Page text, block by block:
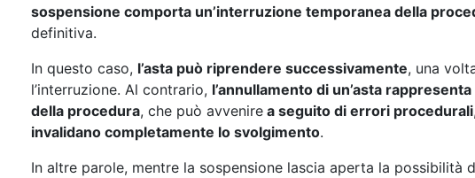
sospensione comporta un’interruzione temporanea della
definitiva.
In questo caso, l’asta può riprendere successivamente, una
l’interruzione. Al contrario, l’annullamento di un’asta
della procedura, che può avvenire a seguito di errori procedurali,
invalidano completamente lo svolgimento.
In altre parole, mentre la sospensione lascia aperta la possibilità